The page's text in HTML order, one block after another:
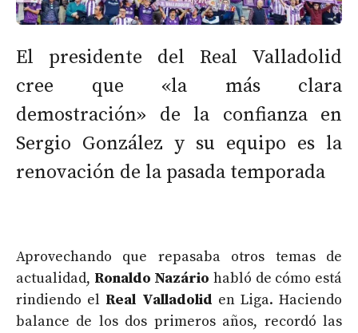
El presidente del Real Valladolid
cree que «la más clara
demostración» de la confianza en
Sergio González y su equipo es la
renovación de la pasada temporada
Aprovechando que repasaba otros temas de
actualidad, Ronaldo Nazário habló de cómo está
rindiendo el Real Valladolid en Liga. Haciendo
balance de los dos primeros años, recordó las